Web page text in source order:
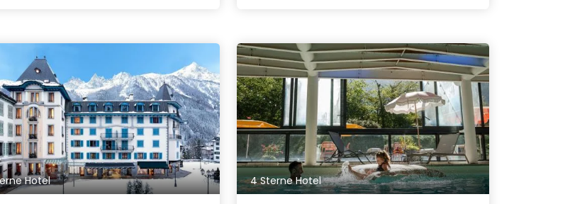
Hotel 4 Sterne Hotel